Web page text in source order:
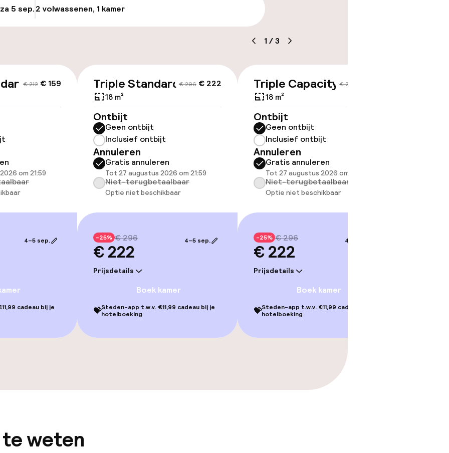
op eigen
Game-kamer
5 sep.2 volwassenen, 1 kamer
1 /3
€ 212 € 159
om 21:59
4–5 sep.
cadeau bij je
€ 296 € 222
Triple Standard
18 m²
Ontbijt
Geen ontbijt
Inclusief ontbijt
Annuleren
Gratis annuleren
Tot 27 augustus 2026 om 21:59
Niet-terugbetaalbaar
Optie niet beschikbaar
-25% € 296
€ 222
Prijsdetails
4–5 sep.
Boek kamer
💝Steden-app t.w.v. €11,99 cadeau bij je
hotelboeking
€ 296
Triple Capacity 3
18 m²
Ontbijt
Geen ontbijt
Inclusief ontbijt
Annuleren
Gratis annuleren
Tot 27 augustus 2026 om 21:59
Niet-terugbetaalbaar
Optie niet beschikbaar
-25% € 296
€ 222
Prijsdetails
4–5 sep.
Boek kamer
💝Steden-app t.w.v. €11,99 cadeau bij je
hotelboeking
te weten